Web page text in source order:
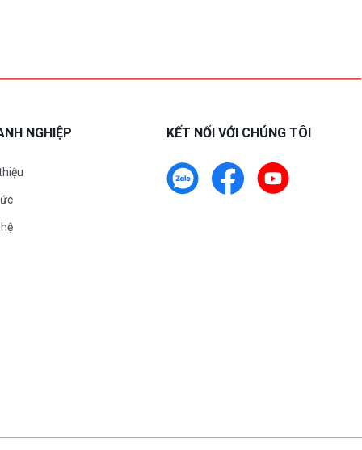
NGHIỆP KẾT NỐI VỚI CHÚNG TÔI